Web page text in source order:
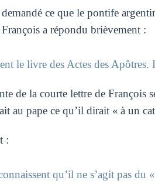
ce que le pontife
a répondu brièvement :
le livre des Actes des
de la courte lettre de François
au pape ce qu’il dirait « à un
:
qu’il ne s’agit pas du